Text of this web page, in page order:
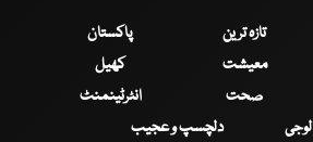
تازہ ترین
پاکستان
معیشت
کھیل
صحت
انٹرٹینمنٹ
دلچسپ و عجیب